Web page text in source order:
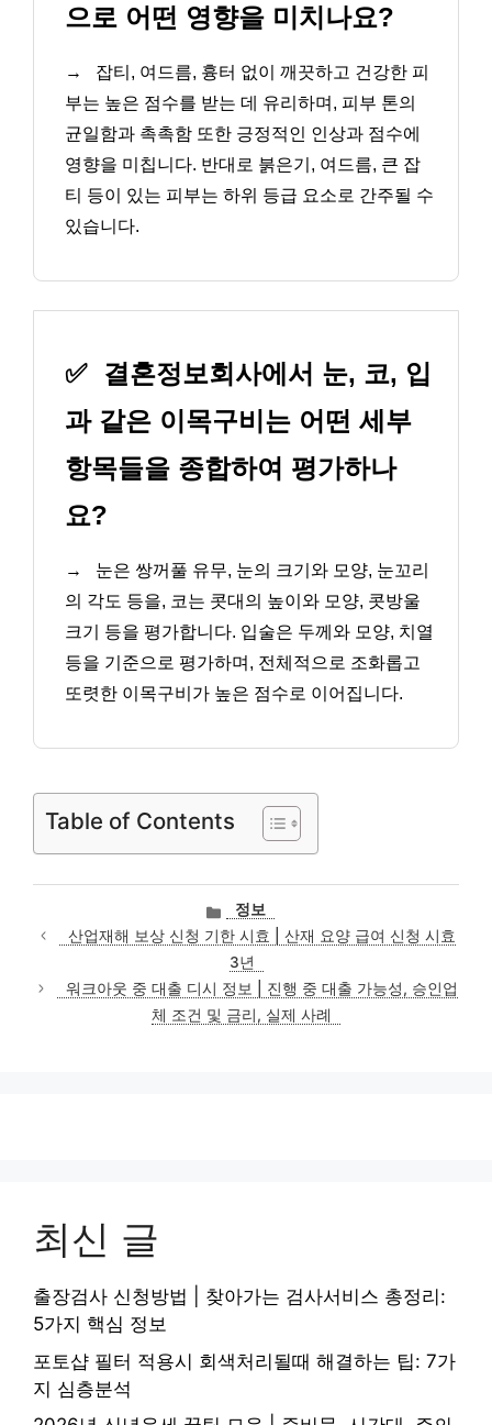
으로 어떤 영향을 미치나요?
→
잡티, 여드름, 흉터 없이 깨끗하고 건강한 피
부는 높은 점수를 받는 데 유리하며, 피부 톤의
균일함과 촉촉함 또한 긍정적인 인상과 점수에
영향을 미칩니다. 반대로 붉은기, 여드름, 큰 잡
티 등이 있는 피부는 하위 등급 요소로 간주될 수
있습니다.
✅
결혼정보회사에서 눈, 코, 입
과 같은 이목구비는 어떤 세부
항목들을 종합하여 평가하나
요?
→
눈은 쌍꺼풀 유무, 눈의 크기와 모양, 눈꼬리
의 각도 등을, 코는 콧대의 높이와 모양, 콧방울
크기 등을 평가합니다. 입술은 두께와 모양, 치열
등을 기준으로 평가하며, 전체적으로 조화롭고
또렷한 이목구비가 높은 점수로 이어집니다.
Table of Contents
카
테
고
리
정보
산업재해 보상 신청 기한 시효 | 산재 요양 급여 신청 시효
3년
워크아웃 중 대출 디시 정보 | 진행 중 대출 가능성, 승인업
체 조건 및 금리, 실제 사례
최신 글
출장검사 신청방법 | 찾아가는 검사서비스 총정리:
5가지 핵심 정보
포토샵 필터 적용시 회색처리될때 해결하는 팁: 7가
지 심층분석